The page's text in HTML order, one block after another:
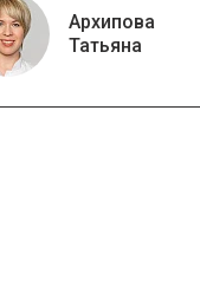
Архипова
Татьяна